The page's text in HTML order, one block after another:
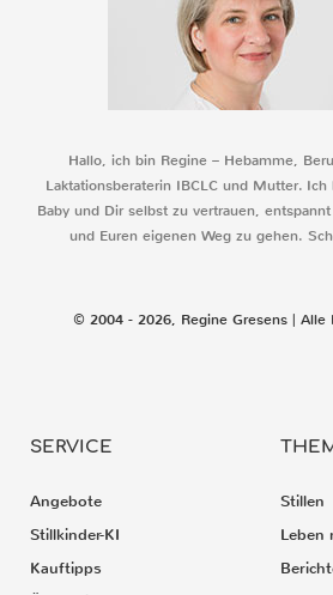
Hallo, ich bin Regine – Hebamme,
Laktationsberaterin IBCLC und Mutter.
Baby und Dir selbst zu vertrauen,
und Euren eigenen Weg zu gehen.
© 2004 - 2026, Regine Gresens | Alle
SERVICE
Angebote
Stillkinder-KI
Kauftipps
Stillen
Leben